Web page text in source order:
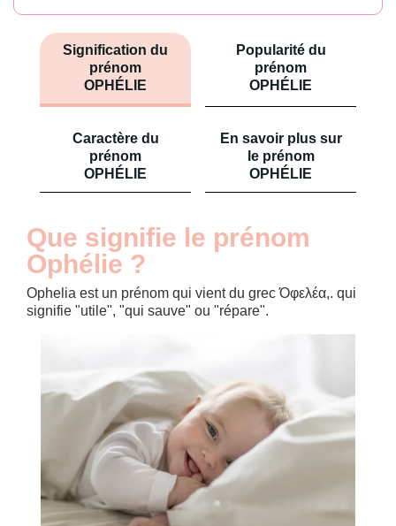
Signification du
prénom
OPHÉLIE
Popularité du
prénom
OPHÉLIE
Caractère du
prénom
OPHÉLIE
En savoir plus sur
le prénom
OPHÉLIE
Que signifie le prénom
Ophélie ?
Ophelia est un prénom qui vient du grec Όφελέα,. qui
signifie "utile", "qui sauve" ou "répare".